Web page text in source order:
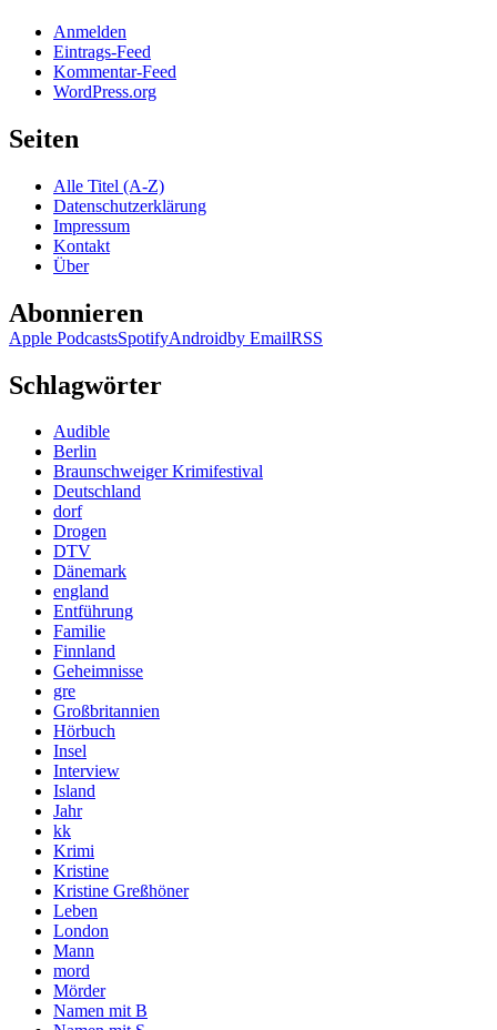
Anmelden
Eintrags-Feed
Kommentar-Feed
WordPress.org
Seiten
Alle Titel (A-Z)
Datenschutzerklärung
Impressum
Kontakt
Über
Abonnieren
Apple PodcastsSpotifyAndroidby EmailRSS
Schlagwörter
Audible
Berlin
Braunschweiger Krimifestival
Deutschland
dorf
Drogen
DTV
Dänemark
england
Entführung
Familie
Finnland
Geheimnisse
gre
Großbritannien
Hörbuch
Insel
Interview
Island
Jahr
kk
Krimi
Kristine
Kristine Greßhöner
Leben
London
Mann
mord
Mörder
Namen mit B